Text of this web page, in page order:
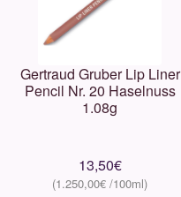
Gertraud Gruber Lip Liner
Pencil Nr. 20 Haselnuss
1.08g
13,50€
1.250,00€